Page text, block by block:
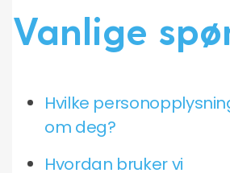
Vanlige
Hvilke
om deg?
Hvordan bruker vi